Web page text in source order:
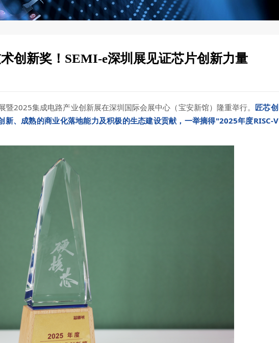
创新奖！SEMI-e深圳展见证芯片创新力量
2025集成电路产业创新展在深圳国际会展中心（宝安新馆）隆重举行。 匠芯创
新、成熟的商业化落地能力及积极的生态建设贡献，一举摘得"2025年度RISC-V